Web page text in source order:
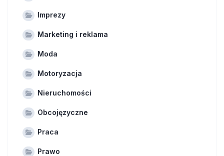
Imprezy
Marketing i reklama
Moda
Motoryzacja
Nieruchomości
Obcojęzyczne
Praca
Prawo